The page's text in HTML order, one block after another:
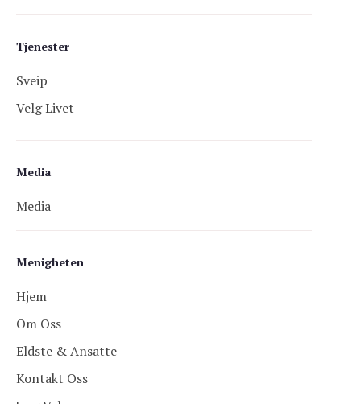
Menigheten
Hjem
Om Oss
Eldste & Ansatte
Kontakt Oss
Tjenester
Sveip
Velg Livet
Media
Media